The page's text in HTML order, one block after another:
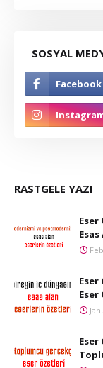
SOSYAL
RASTGELE YAZI
Eser